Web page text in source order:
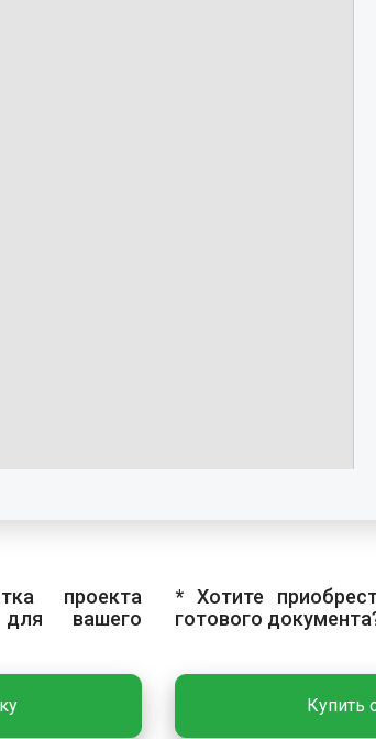
проекта
для вашего
* Хотите
готового
Купить